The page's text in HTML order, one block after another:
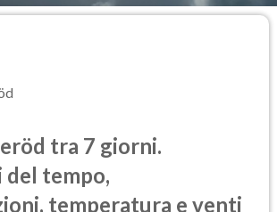
tra 7 giorni.
del tempo,
temperatura e venti